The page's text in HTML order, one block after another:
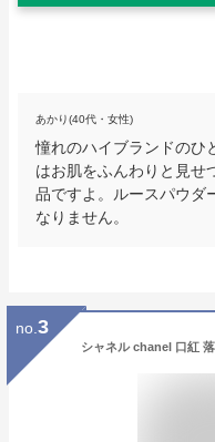
あかり(40代・女性)
憧れのハイブランドのひ
はお肌をふんわりと見せ
品ですよ。ルースパウダ
なりません。
no. 3